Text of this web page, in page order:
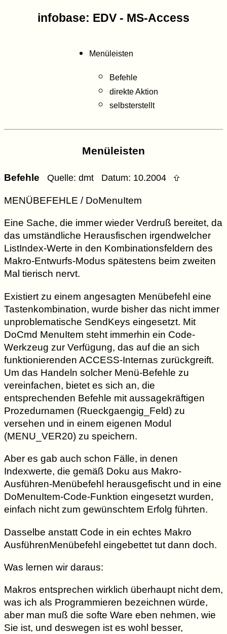
infobase: EDV - MS-Access
Menüleisten
Befehle
direkte Aktion
selbsterstellt
Menüleisten
Befehle Quelle: dmt Datum: 10.2004
MENÜBEFEHLE / DoMenuItem
Eine Sache, die immer wieder Verdruß bereitet, da
das umständliche Herausfischen irgendwelcher
ListIndex-Werte in den Kombinationsfeldern des
Makro-Entwurfs-Modus spätestens beim zweiten
Mal tierisch nervt.
Existiert zu einem angesagten Menübefehl eine
Tastenkombination, wurde bisher das nicht immer
unproblematische SendKeys eingesetzt. Mit
DoCmd MenuItem steht immerhin ein Code-
Werkzeug zur Verfügung, das auf die an sich
funktionierenden ACCESS-Internas zurückgreift.
Um das Handeln solcher Menü-Befehle zu
vereinfachen, bietet es sich an, die
entsprechenden Befehle mit aussagekräftigen
Prozedurnamen (Rueckgaengig_Feld) zu
versehen und in einem eigenen Modul
(MENU_VER20) zu speichern.
Aber es gab auch schon Fälle, in denen
Indexwerte, die gemäß Doku aus Makro-
Ausführen-Menübefehl herausgefischt und in eine
DoMenuItem-Code-Funktion eingesetzt wurden,
einfach nicht zum gewünschtem Erfolg führten.
Dasselbe anstatt Code in ein echtes Makro
AusführenMenübefehl eingebettet tut dann doch.
Was lernen wir daraus:
Makros entsprechen wirklich überhaupt nicht dem,
was ich als Programmieren bezeichnen würde,
aber man muß die softe Ware eben nehmen, wie
Sie ist, und deswegen ist es wohl besser,